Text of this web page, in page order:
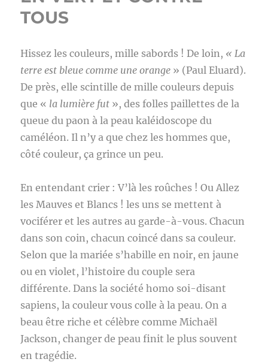
TOUS
Hissez les couleurs, mille sabords ! De loin, « La
terre est bleue comme une orange » (Paul Eluard).
De près, elle scintille de mille couleurs depuis
que « la lumière fut », des folles paillettes de la
queue du paon à la peau kaléidoscope du
caméléon. Il n’y a que chez les hommes que,
côté couleur, ça grince un peu.
En entendant crier : V’là les roûches ! Ou Allez
les Mauves et Blancs ! les uns se mettent à
vociférer et les autres au garde-à-vous. Chacun
dans son coin, chacun coincé dans sa couleur.
Selon que la mariée s’habille en noir, en jaune
ou en violet, l’histoire du couple sera
différente. Dans la société homo soi-disant
sapiens, la couleur vous colle à la peau. On a
beau être riche et célèbre comme Michaël
Jackson, changer de peau finit le plus souvent
en tragédie.